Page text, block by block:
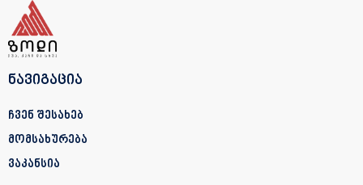
ნავიგაცია
ჩვენ შესახებ
მომსახურება
ვაკანსია